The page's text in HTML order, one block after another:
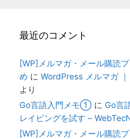
最近のコメント
[WP]メルマガ・メール購読
め に WordPress メルマガ
より
Go言語入門メモ① に Go言
レイピングを試す –
[WP]メルマガ・メール購読